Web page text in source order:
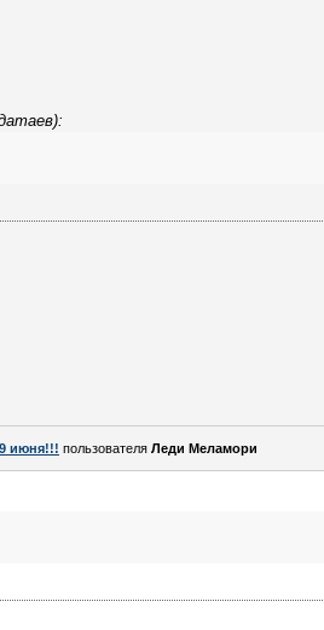
июня!!! пользователя Леди Меламори